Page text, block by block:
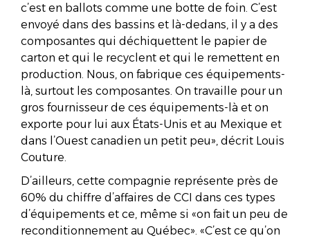
c’est en ballots comme une botte de foin. C’est
envoyé dans des bassins et là-dedans, il y a des
composantes qui déchiquettent le papier de
carton et qui le recyclent et qui le remettent en
production. Nous, on fabrique ces équipements-
là, surtout les composantes. On travaille pour un
gros fournisseur de ces équipements-là et on
exporte pour lui aux États-Unis et au Mexique et
dans l’Ouest canadien un petit peu», décrit Louis
Couture.
D’ailleurs, cette compagnie représente près de
60% du chiffre d’affaires de CCI dans ces types
d’équipements et ce, même si «on fait un peu de
reconditionnement au Québec». «C’est ce qu’on